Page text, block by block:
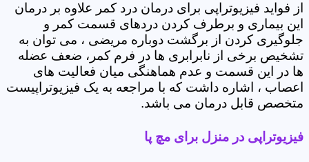
از فواید فیزیوتراپی برای درمان درد کمر علاوه بر درمان
این بیماری و برطرف کردن دردهای قسمت کمر و
جلوگیری کردن از برگشت دوباره مریضی ، می توان به
تشخیص برخی از نابرابری ها در فرم کمر، ضعف عضله
ها در این قسمت و عدم هماهنگی میان فعالیت های
اعصاب ، اشاره داشت که با مراجعه به یک فیزیوتراپیست
متخصص قابل درمان می باشد.
فیزیوتراپی در منزل برای مچ پا